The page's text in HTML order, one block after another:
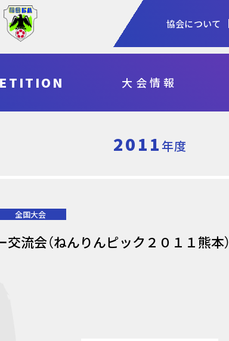
協会について
協会概要 予算・決算
女子
シニア
県総体・東北総体
国体
審判 指導者
加盟登録 各種申請
大会情報
2011年度
全国大会
流会（ねんりんピック２０１１熊本）